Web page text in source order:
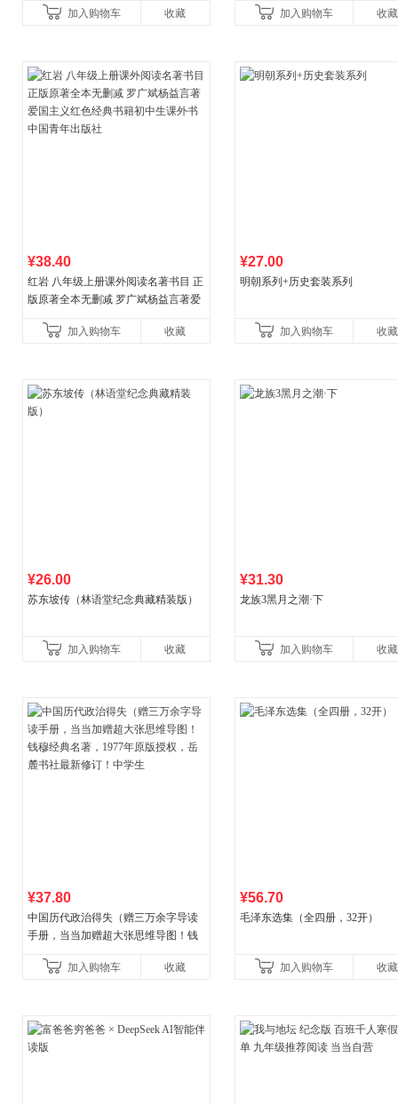
加入购物车 收藏 加入购物车 收藏
¥38.40
红岩 八年级上册课外阅读名著书目 正
版原著全本无删减 罗广斌杨益言著爱
国青年出版社加入购物车 收藏
¥27.00
明朝系列+历史套装系列
加入购物车 收藏
¥26.00
苏东坡传（林语堂纪念典藏精装版）
加入购物车 收藏
¥31.30
龙族3黑月之潮·下
加入购物车 收藏
¥37.80
中国历代政治得失（赠三万余字导读
手册，当当加赠超大张思维导图！钱
书社最新修订！中学生
加入购物车 收藏
¥56.70
毛泽东选集（全四册，32开）
加入购物车 收藏